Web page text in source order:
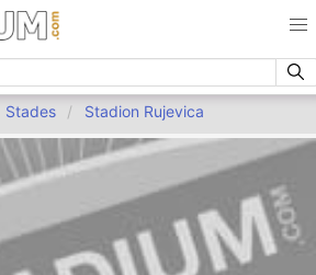
Stades Stadion Rujevica